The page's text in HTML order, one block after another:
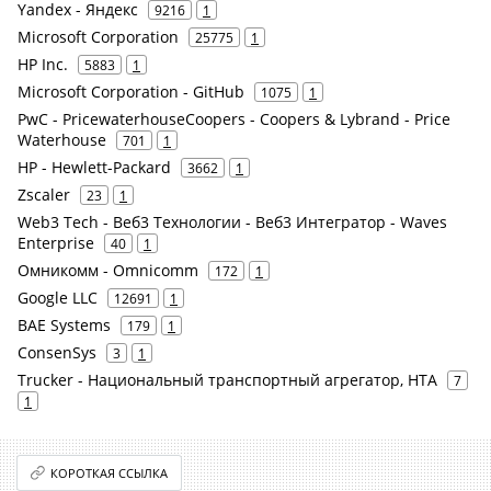
Yandex - Яндекс 9216 1
Microsoft Corporation 25775 1
HP Inc. 5883 1
Microsoft Corporation - GitHub 1075 1
PwC - PricewaterhouseCoopers - Coopers & Lybrand - Price
Waterhouse
701 1
HP - Hewlett-Packard 3662 1
Zscaler 23 1
Web3 Tech - Веб3 Технологии - Веб3 Интегратор - Waves
Enterprise
40 1
Омникомм - Omnicomm 172 1
Google LLC 12691 1
BAE Systems 179 1
ConsenSys 3 1
Trucker - Национальный транспортный агрегатор, НТА
7
1
КОРОТКАЯ ССЫЛКА